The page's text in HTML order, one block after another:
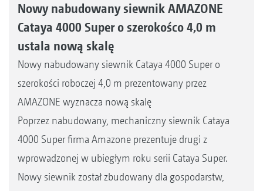
Nowy nabudowany siewnik AMAZONE
Cataya 4000 Super o szerokośco 4,0 m
ustala nową skalę
Nowy nabudowany siewnik Cataya 4000 Super o
szerokości roboczej 4,0 m prezentowany przez
AMAZONE wyznacza nową skalę
Poprzez nabudowany, mechaniczny siewnik Cataya
4000 Super firma Amazone prezentuje drugi z
wprowadzonej w ubiegłym roku serii Cataya Super.
Nowy siewnik został zbudowany dla gospodarstw,